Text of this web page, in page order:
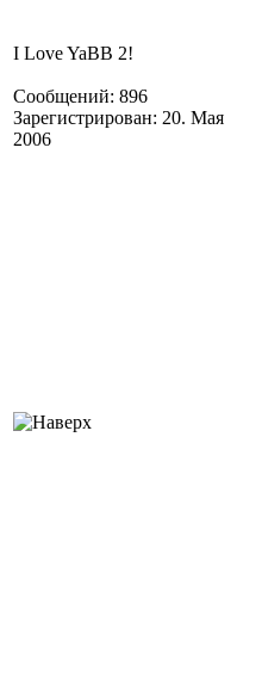
I Love YaBB 2!
Сообщений: 896
Зарегистрирован: 20. Мая
2006